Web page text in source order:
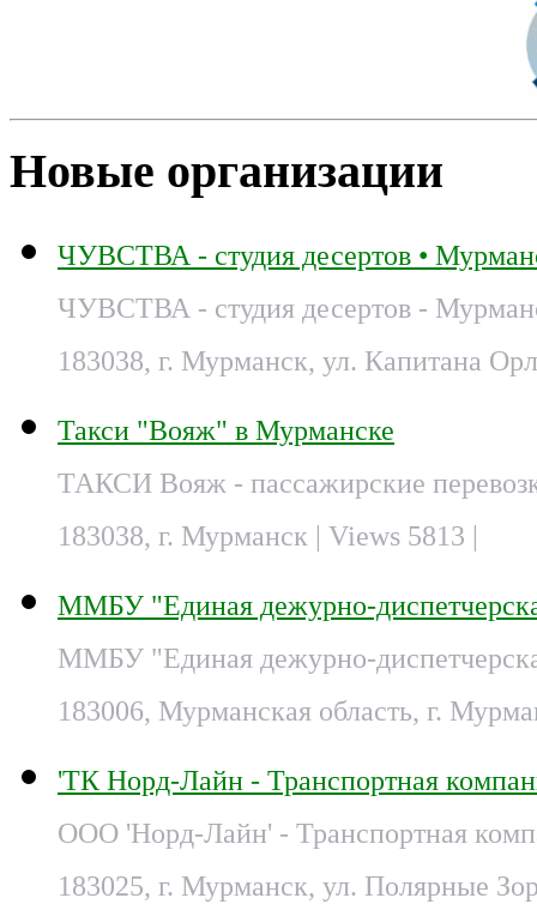
Новые организации
ЧУВСТВА - студия десертов •
ЧУВСТВА - студия десертов -
183038, г. Мурманск, ул. Капитана
Такси "Вояж" в Мурманске
ТАКСИ Вояж - пассажирские
183038, г. Мурманск | Views 5813 |
ММБУ "Единая дежурно-
ММБУ "Единая дежурно-
183006, Мурманская область, г.
'ТК Норд-Лайн - Транспортная
ООО 'Норд-Лайн' - Транспортная
183025, г. Мурманск, ул. Полярные